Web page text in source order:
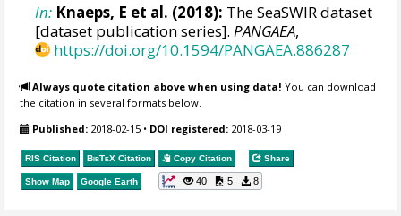
In: Knaeps, E et al. (2018): The SeaSWIR dataset
[dataset publication series].PANGAEA,
https://doi.org/10.1594/PANGAEA.886287
Always quote citation above when using data! You can download
the citation in several formats below.
Published: 2018-02-15 • DOI registered: 2018-03-19
RIS Citation BibTeX Citation Copy Citation Share
Show Map Google Earth 40 5 8